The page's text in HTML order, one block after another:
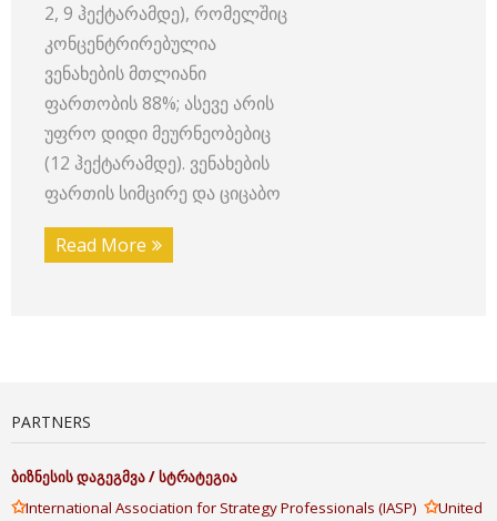
2, 9 ჰექტარამდე), რომელშიც
კონცენტრირებულია
ვენახების მთლიანი
ფართობის 88%; ასევე არის
უფრო დიდი მეურნეობებიც
(12 ჰექტარამდე). ვენახების
ფართის სიმცირე და ციცაბო
Read More
PARTNERS
ბიზნესისდაგეგმვა/სტრატეგია
✩International Association for Strategy Professionals (IASP) ✩United